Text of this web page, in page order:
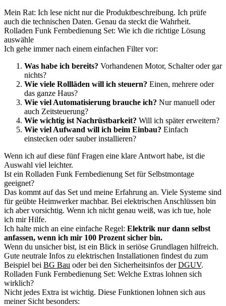
Mein Rat: Ich lese nicht nur die Produktbeschreibung. Ich prüfe
auch die technischen Daten. Genau da steckt die Wahrheit.
Rolladen Funk Fernbedienung Set: Wie ich die richtige Lösung
auswähle
Ich gehe immer nach einem einfachen Filter vor:
Was habe ich bereits? Vorhandenen Motor, Schalter oder gar
nichts?
Wie viele Rollläden will ich steuern? Einen, mehrere oder
das ganze Haus?
Wie viel Automatisierung brauche ich? Nur manuell oder
auch Zeitsteuerung?
Wie wichtig ist Nachrüstbarkeit? Will ich später erweitern?
Wie viel Aufwand will ich beim Einbau? Einfach
einstecken oder sauber installieren?
Wenn ich auf diese fünf Fragen eine klare Antwort habe, ist die
Auswahl viel leichter.
Ist ein Rolladen Funk Fernbedienung Set für Selbstmontage
geeignet?
Das kommt auf das Set und meine Erfahrung an. Viele Systeme sind
für geübte Heimwerker machbar. Bei elektrischen Anschlüssen bin
ich aber vorsichtig. Wenn ich nicht genau weiß, was ich tue, hole
ich mir Hilfe.
Ich halte mich an eine einfache Regel: Elektrik nur dann selbst
anfassen, wenn ich mir 100 Prozent sicher bin.
Wenn du unsicher bist, ist ein Blick in seriöse Grundlagen hilfreich.
Gute neutrale Infos zu elektrischen Installationen findest du zum
Beispiel bei BG Bau oder bei den Sicherheitsinfos derDGUV.
Rolladen Funk Fernbedienung Set: Welche Extras lohnen sich
wirklich?
Nicht jedes Extra ist wichtig. Diese Funktionen lohnen sich aus
meiner Sicht besonders: